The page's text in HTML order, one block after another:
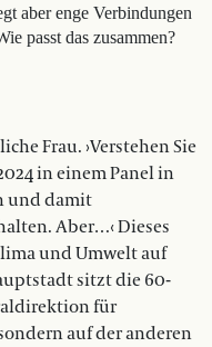
aber enge Verbindungen
passt das zusammen?
Frau. ›Verstehen Sie
in einem Panel in
und damit
Aber…‹ Dieses
und Umwelt auf
sitzt die 60-
für
auf der anderen